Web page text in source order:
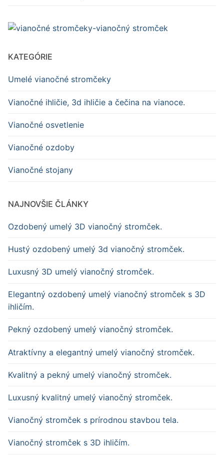
KATEGÓRIE
Umelé vianočné stromčeky
Vianočné ihličie, 3d ihličie a čečina na vianoce.
Vianočné osvetlenie
Vianočné ozdoby
Vianočné stojany
NAJNOVŠIE ČLÁNKY
Ozdobený umelý 3D vianočný stromček.
Hustý ozdobený umelý 3d vianočný stromček.
Luxusný 3D umelý vianočný stromček.
Elegantný ozdobený umelý vianočný stromček s 3D
ihličím.
Pekný ozdobený umelý vianočný stromček.
Atraktívny a elegantný umelý vianočný stromček.
Kvalitný a pekný umelý vianočný stromček.
Luxusný kvalitný umelý vianočný stromček.
Vianočný stromček s prírodnou stavbou tela.
Vianočný stromček s 3D ihličím.